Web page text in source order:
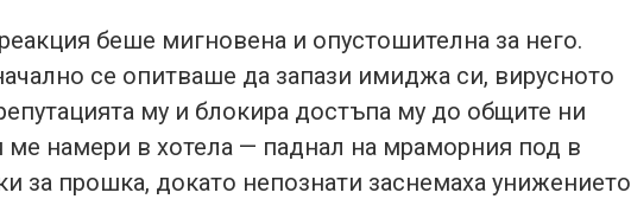
беше мигновена и опустошителна за него.
се опитваше да запази имиджа си, вирусното
му и блокира достъпа му до общите ни
ме намери в хотела — паднал на мраморния под в
за прошка, докато непознати заснемаха унижението